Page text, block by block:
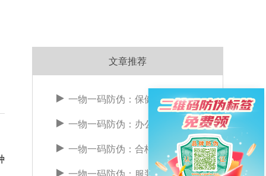
文章推荐
一物一码防伪：保健品
一物一码防伪：办公用品
一物一码防伪：合格证上...
一物一码防伪：服装配饰...